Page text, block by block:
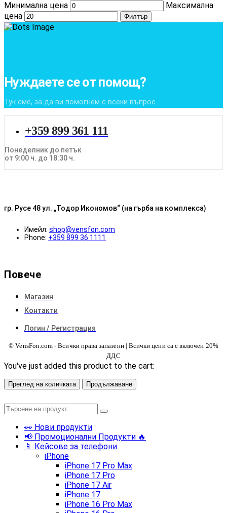
Минимална цена
Максимална
цена
Филтър
Нуждаете се от помощ?
Тук сме, за да ви помогнем с всеки въпрос.
+359 899 361 111
Понеделник до петък
от 9:00 ч. до 18:30 ч.
гр. Русе 48 ул. „Тодор Икономов“ (на гърба на комплекса)
Имейл: shop@vensfon.com
Phone: +359 899 36 1111
Повече
Магазин
Контакти
Логин / Регистрация
© VensFon.com - Всички права запазени | Всички цени са с включен 20%
ДДС
You've just added this product to the cart:
Преглед на количката Продължаване
👀 Нови продукти
📢 Промоционални Продукти 🔥
📱 Кейсове за телефони
iPhone
iPhone 17 Pro Max
iPhone 17 Pro
iPhone 17 Air
iPhone 17
iPhone 16 Pro Max